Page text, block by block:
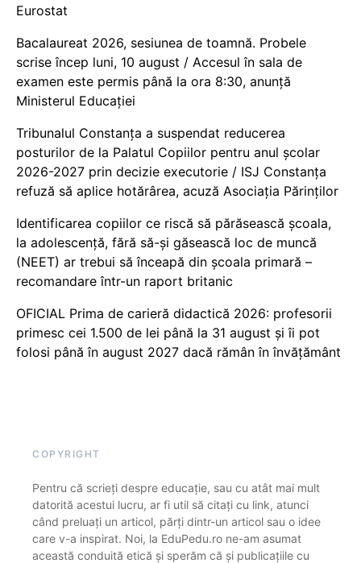
Eurostat
Bacalaureat 2026, sesiunea de toamnă. Probele
scrise încep luni, 10 august / Accesul în sala de
examen este permis până la ora 8:30, anunță
Ministerul Educației
Tribunalul Constanța a suspendat reducerea
posturilor de la Palatul Copiilor pentru anul școlar
2026-2027 prin decizie executorie / ISJ Constanța
refuză să aplice hotărârea, acuză Asociația Părinților
Identificarea copiilor ce riscă să părăsească școala,
la adolescență, fără să-și găsească loc de muncă
(NEET) ar trebui să înceapă din școala primară –
recomandare într-un raport britanic
OFICIAL Prima de carieră didactică 2026: profesorii
primesc cei 1.500 de lei până la 31 august și îi pot
folosi până în august 2027 dacă rămân în învățământ
COPYRIGHT
Pentru că scrieți despre educație, sau cu atât mai mult
datorită acestui lucru, ar fi util să citați cu link, atunci
când preluați un articol, părți dintr-un articol sau o idee
care v-a inspirat. Noi, la EduPedu.ro ne-am asumat
această conduită etică și sperăm că și publicațiile cu